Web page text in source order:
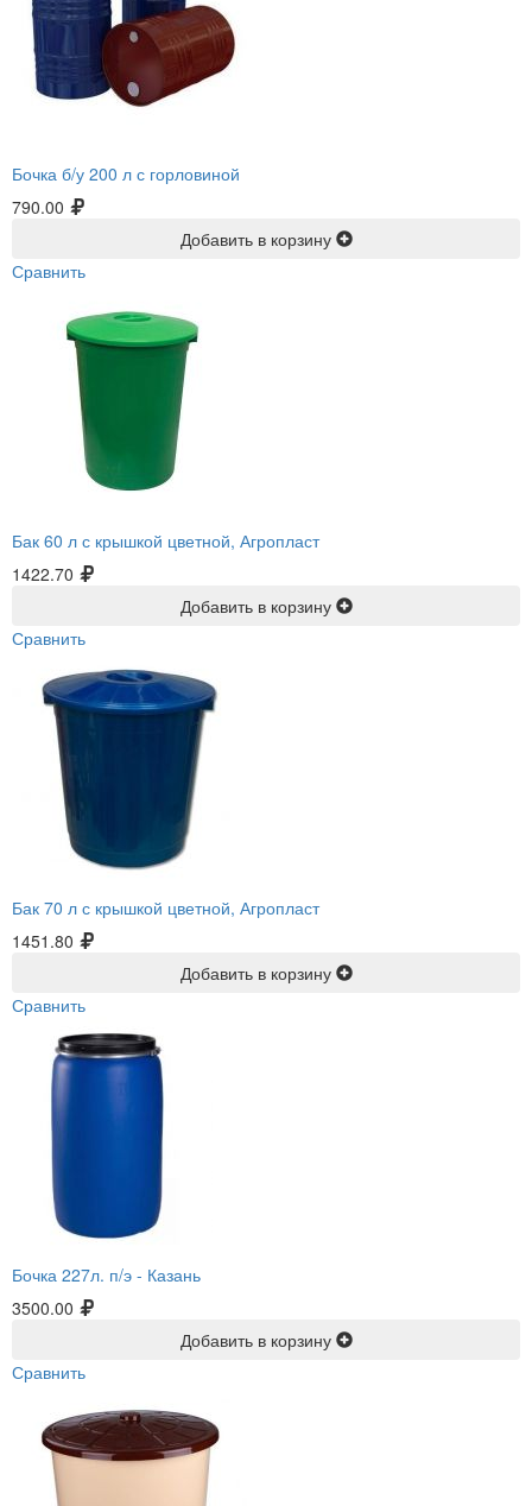
Бочка б/у 200 л с горловиной
790.00
Добавить в корзину
Сравнить
Бак 60 л с крышкой цветной, Агропласт
1422.70
Добавить в корзину
Сравнить
Бак 70 л с крышкой цветной, Агропласт
1451.80
Добавить в корзину
Сравнить
Бочка 227л. п/э - Казань
3500.00
Добавить в корзину
Сравнить